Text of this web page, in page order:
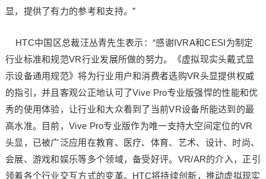
显，提供了有力的参考和支持。”
HTC中国区总裁汪丛青先生表示：“感谢IVRA和CESI为制定
行业标准和规范VR行业发展所做的努力。《虚拟现实头戴式显
示设备通用规范》将为行业用户和消费者选购VR头显提供权威
的指引，并且客观公正地认可了Vive Pro专业版强悍的性能和优
秀的使用体验，让行业和大众看到了当前VR设备所能达到的最
高水准。目前，Vive Pro专业版作为唯一支持大空间定位的VR
头显，已被广泛应用在教育、医疗、体育、艺术、设计、时尚、
会展、游戏和娱乐等多个领域，备受好评。VR/AR的介入，正引
领着各个行业交互方式的变革。HTC将持续创新，推动虚拟现实